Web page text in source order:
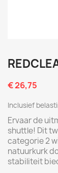
€ 26,75
Inclusief
Ervaar de
shuttle! Dit
categorie 2
natuurkurk
stabiliteit